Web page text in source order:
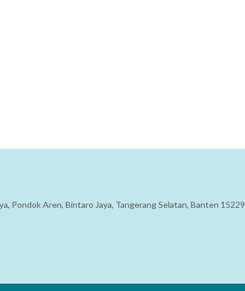
Pondok Aren, Bintaro Jaya, Tangerang Selatan, Banten 15229